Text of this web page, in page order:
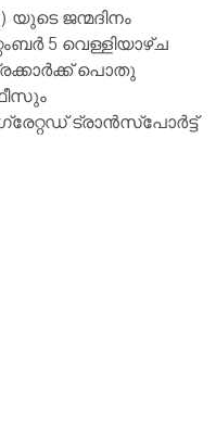
ജന്മദിനം
5 വെള്ളിയാഴ്ച
പൊതു
ട്രാൻസ്‌പോർട്ട്